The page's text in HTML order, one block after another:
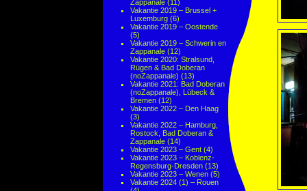
Zappanale (11)
Vakantie 2019 – Brussel +
Luxemburg (6)
Vakantie 2019 – Oostende
(5)
Vakantie 2019 – Schwerin en
Zappanale (12)
Vakantie 2020: Stralsund,
Rügen & Bad Doberan
(noZappanale) (13)
Vakantie 2021: Bad Doberan
(noZappanale), Lübeck &
Bremen (12)
Vakantie 2022 – Den Haag
(3)
Vakantie 2022 – Hamburg,
Rostock, Bad Doberan &
Zappanale (14)
Vakantie 2023 – Gent (4)
Vakantie 2023 – Koblenz-
Regensburg-Dresden (13)
Vakantie 2023 – Wenen (5)
Vakantie 2024 (1) – Rouen